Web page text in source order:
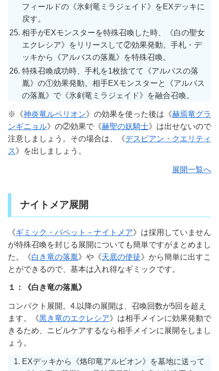
フィールドの《氷剣竜ミラジェイド》をEXデッキに
戻す。
相手がEXモンスターを特殊召喚した時、《白の聖女
エクレシア》をリリースして②効果発動。手札・デ
ッキから《アルバスの落胤》を特殊召喚。
特殊召喚成功時、手札を1枚捨てて《アルバスの落
胤》の①効果発動。相手EXモンスターと《アルバス
の落胤》で《氷剣竜ミラジェイド》を融合召喚。
※《神炎竜ルベリオン》の効果を使った後は《赫焉竜グラ
ンギニョル》の②効果で《赫聖の妖騎士》は出せないので
注意しましょう。その場合は、《デスピアン・クエリティ
ス》を出しましょう。
展開一覧へ
ナイトメア展開
《ギミック・パペット－ナイトメア》は採用していません
が特殊召喚を封じる展開についても簡単ですがまとめまし
た。《白き竜の落胤》や《天底の使徒》から簡単に出すこ
とができるので、基本は入れ得なギミックです。
１：《白き竜の落胤》
コンパクト展開。4.以降の展開は、召喚回数が5回を超え
ます。《黒き竜のエクレシア》は相手メインに効果発動で
きるため、ニビルケアするなら相手メインに展開をしまし
ょう。
EXデッキから《烙印竜アルビオン》を墓地に送って